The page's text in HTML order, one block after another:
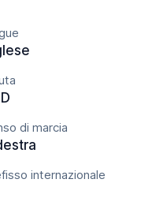
di marcia
internazionale